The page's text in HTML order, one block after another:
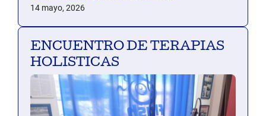
14 mayo, 2026
ENCUENTRO DE TERAPIAS
HOLISTICAS